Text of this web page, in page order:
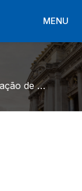
MENU
Grande participação de associados marca <br> jantar de comemoração ao Dia do MP